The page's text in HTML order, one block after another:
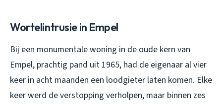
Wortelintrusie in Empel
Bij een monumentale woning in de oude kern van
Empel, prachtig pand uit 1965, had de eigenaar al vier
keer in acht maanden een loodgieter laten komen. Elke
keer werd de verstopping verholpen, maar binnen zes